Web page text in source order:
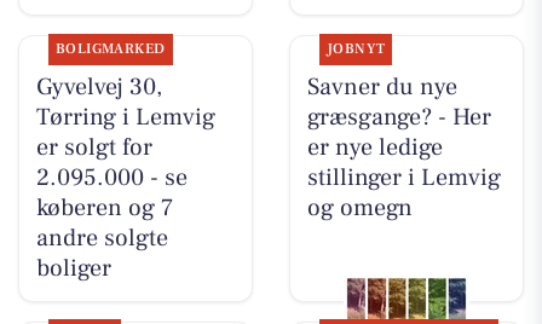
BOLIGMARKED
Gyvelvej 30,
Tørring i Lemvig
er solgt for
2.095.000 - se
køberen og 7
andre solgte
boliger
JOBNYT
Savner du nye
græsgange? - Her
er nye ledige
stillinger i Lemvig
og omegn